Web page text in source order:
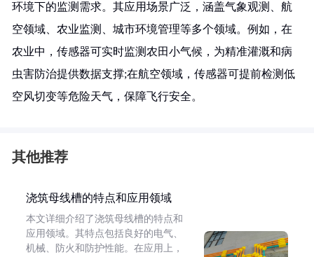
环境下的监测需求。其应用场景广泛，涵盖气象观测、航
空领域、农业监测、城市环境管理等多个领域。例如，在
农业中，传感器可实时监测农田小气候，为精准灌溉和病
虫害防治提供数据支撑;在航空领域，传感器可提前检测低
空风切变等危险天气，保障飞行安全。
其他推荐
浇筑母线槽的特点和应用领域
本文详细介绍了浇筑母线槽的特点和
应用领域。其特点包括良好的电气、
机械、防火和防护性能。在应用上，